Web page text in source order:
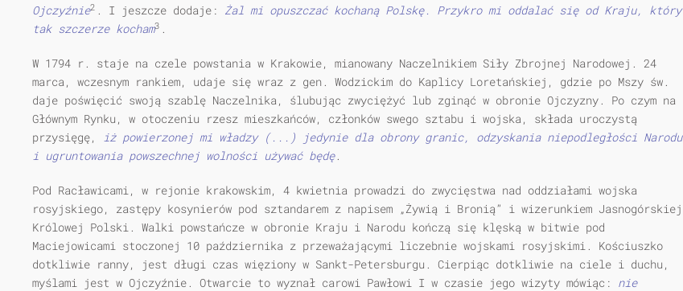
Ojczyźnie2 . I jeszcze dodaje: Żal mi opuszczać kochaną Polskę. Przykro mi oddalać się od Kraju, który
tak szczerze kocham3 .
W 1794 r. staje na czele powstania w Krakowie, mianowany Naczelnikiem Siły Zbrojnej Narodowej. 24
marca, wczesnym rankiem, udaje się wraz z gen. Wodzickim do Kaplicy Loretańskiej, gdzie po Mszy św.
daje poświęcić swoją szablę Naczelnika, ślubując zwyciężyć lub zginąć w obronie Ojczyzny. Po czym na
Głównym Rynku, w otoczeniu rzesz mieszkańców, członków swego sztabu i wojska, składa uroczystą
przysięgę, iż powierzonej mi władzy (...) jedynie dla obrony granic, odzyskania niepodległości Narodu
i ugruntowania powszechnej wolności używać będę.
Pod Racławicami, w rejonie krakowskim, 4 kwietnia prowadzi do zwycięstwa nad oddziałami wojska
rosyjskiego, zastępy kosynierów pod sztandarem z napisem „Żywią i Bronią” i wizerunkiem Jasnogórskiej
Królowej Polski. Walki powstańcze w obronie Kraju i Narodu kończą się klęską w bitwie pod
Maciejowicami stoczonej 10 października z przeważającymi liczebnie wojskami rosyjskimi. Kościuszko
dotkliwie ranny, jest długi czas więziony w Sankt-Petersburgu. Cierpiąc dotkliwie na ciele i duchu,
myślami jest w Ojczyźnie. Otwarcie to wyznał carowi Pawłowi I w czasie jego wizyty mówiąc: nie